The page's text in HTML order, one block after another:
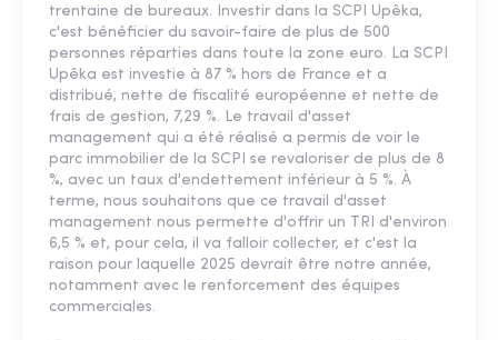
trentaine de bureaux. Investir dans la SCPI Upêka,
c'est bénéficier du savoir-faire de plus de 500
personnes réparties dans toute la zone euro. La SCPI
Upêka est investie à 87 % hors de France et a
distribué, nette de fiscalité européenne et nette de
frais de gestion, 7,29 %. Le travail d'asset
management qui a été réalisé a permis de voir le
parc immobilier de la SCPI se revaloriser de plus de 8
%, avec un taux d'endettement inférieur à 5 %. À
terme, nous souhaitons que ce travail d'asset
management nous permette d'offrir un TRI d'environ
6,5 % et, pour cela, il va falloir collecter, et c'est la
raison pour laquelle 2025 devrait être notre année,
notamment avec le renforcement des équipes
commerciales.